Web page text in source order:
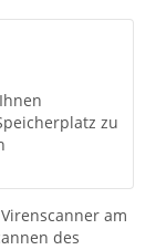
zu
am
des